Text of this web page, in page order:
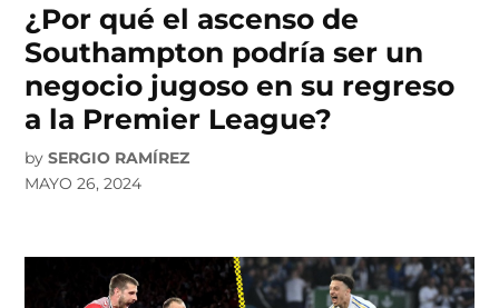
¿Por qué el ascenso de
Southampton podría ser un
negocio jugoso en su regreso
a la Premier League?
by SERGIO RAMÍREZ
MAYO 26, 2024